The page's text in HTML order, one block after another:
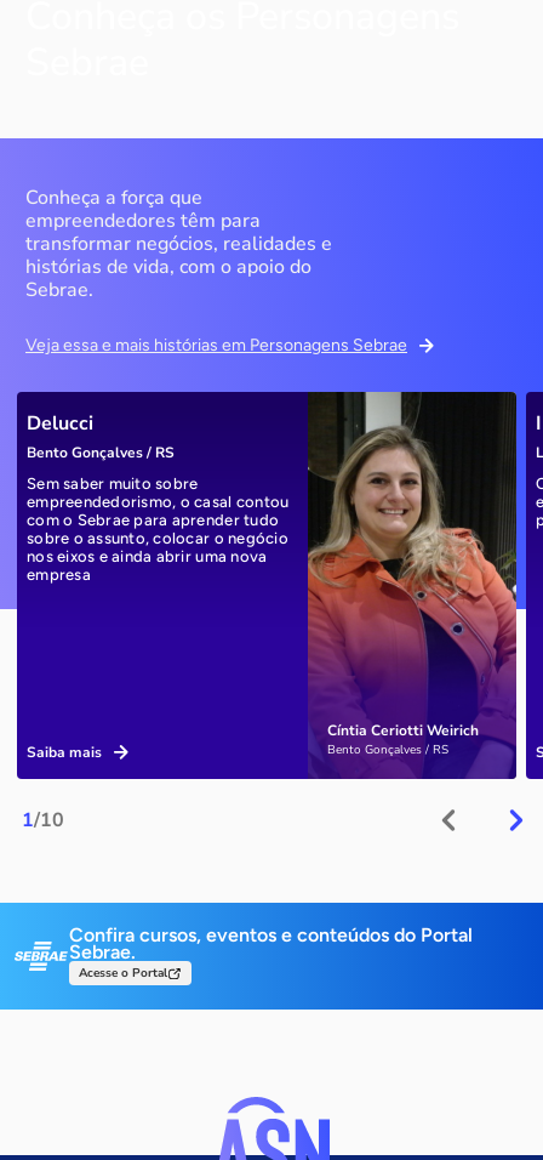
Conheça a força que
empreendedores têm para
transformar negócios, realidades e
histórias de vida, com o apoio do
Sebrae.
Veja essa e mais histórias em Personagens Sebrae
1/10
Cíntia Ceriotti Weirich
Bento Gonçalves / RS
Delucci
Bento Gonçalves / RS
Sem saber muito sobre
empreendedorismo, o casal contou
com o Sebrae para aprender tudo
sobre o assunto, colocar o negócio
nos eixos e ainda abrir uma nova
empresa
Saiba mais
Confira cursos, eventos e conteúdos do Portal
Sebrae.
Acesse o Portal